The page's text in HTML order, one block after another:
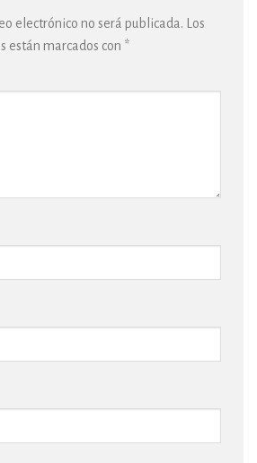
electrónico no será publicada.
Los
están marcados con *